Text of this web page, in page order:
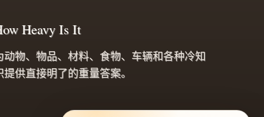
Heavy Is It
动物、物品、材料、食物、车辆和各种冷知
提供直接明了的重量答案。